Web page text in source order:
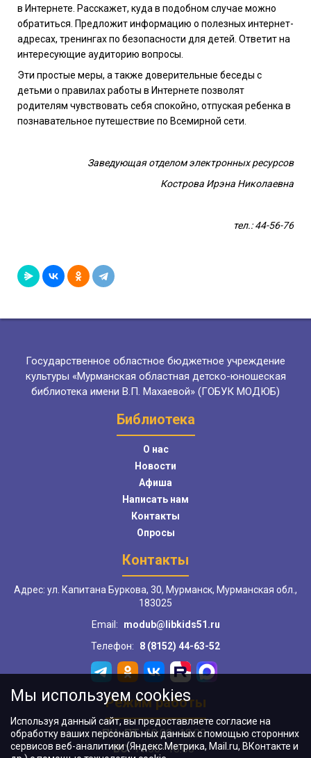
в Интернете. Расскажет, куда в подобном случае можно
обратиться. Предложит информацию о полезных интернет-
адресах, тренингах по безопасности для детей. Ответит на
интересующие аудиторию вопросы.
Эти простые меры, а также доверительные беседы с
детьми о правилах работы в Интернете позволят
родителям чувствовать себя спокойно, отпуская ребенка в
познавательное путешествие по Всемирной сети.
Заведующая отделом электронных ресурсов
Кострова Ирэна Николаевна
тел.: 44-56-76
Государственное областное бюджетное учреждение
культуры «Мурманская областная детско-юношеская
библиотека имени В.П. Махаевой» (ГОБУК МОДЮБ)
Библиотека
О нас
Новости
Афиша
Написать нам
Контакты
Опросы
Контакты
Адрес: ул. Капитана Буркова, 30, Мурманск, Мурманская обл.,
183025
Email:
modub@libkids51.ru
Телефон:
8 (8152) 44-63-52
Режим работы
ПН–ПТ:10:00–18:00
ВС:11:00–18:00
Мы используем cookies
Используя данный сайт, вы предоставляете согласие на
обработку ваших персональных данных с помощью сторонних
сервисов веб-аналитики (Яндекс.Метрика, Mail.ru, ВКонтакте и